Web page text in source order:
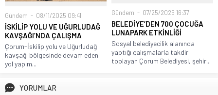
Gündem 08/11/2025 09:41
İSKİLİP YOLU VE UĞURLUDAĞ
KAVŞAĞI’NDA ÇALIŞMA
Çorum-İskilip yolu ve Uğurludağ
kavşağı bölgesinde devam eden
yol yapım...
Gündem 07/25/2025 16:37
BELEDİYE’DEN 700 ÇOCUĞA
LUNAPARK ETKİNLİĞİ
Sosyal belediyecilik alanında
yaptığı çalışmalarla takdir
toplayan Çorum Belediyesi, şehir...
YORUMLAR